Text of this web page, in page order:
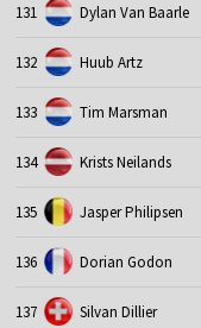
131 Dylan Van Baarle
132 Huub Artz
133 Tim Marsman
134 Krists Neilands
135 Jasper Philipsen
136 Dorian Godon
137 Silvan Dillier